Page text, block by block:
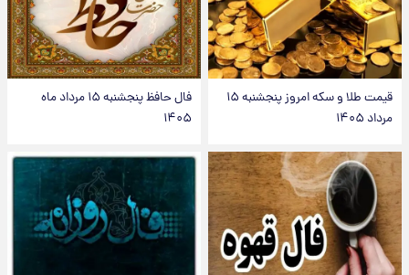
قیمت طلا و سکه امروز پنجشنبه ۱۵
مرداد ۱۴۰۵
فال حافظ پنجشنبه ۱۵ مرداد ماه
۱۴۰۵